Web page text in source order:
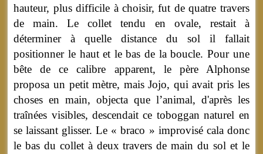
hauteur, plus difficile à choisir, fut de quatre travers
de main. Le collet tendu en ovale, restait à
déterminer à quelle distance du sol il fallait
positionner le haut et le bas de la boucle. Pour une
bête de ce calibre apparent, le père Alphonse
proposa un petit mètre, mais Jojo, qui avait pris les
choses en main, objecta que l’animal, d'après les
traînées visibles, descendait ce toboggan naturel en
se laissant glisser. Le « braco » improvisé cala donc
le bas du collet à deux travers de main du sol et le